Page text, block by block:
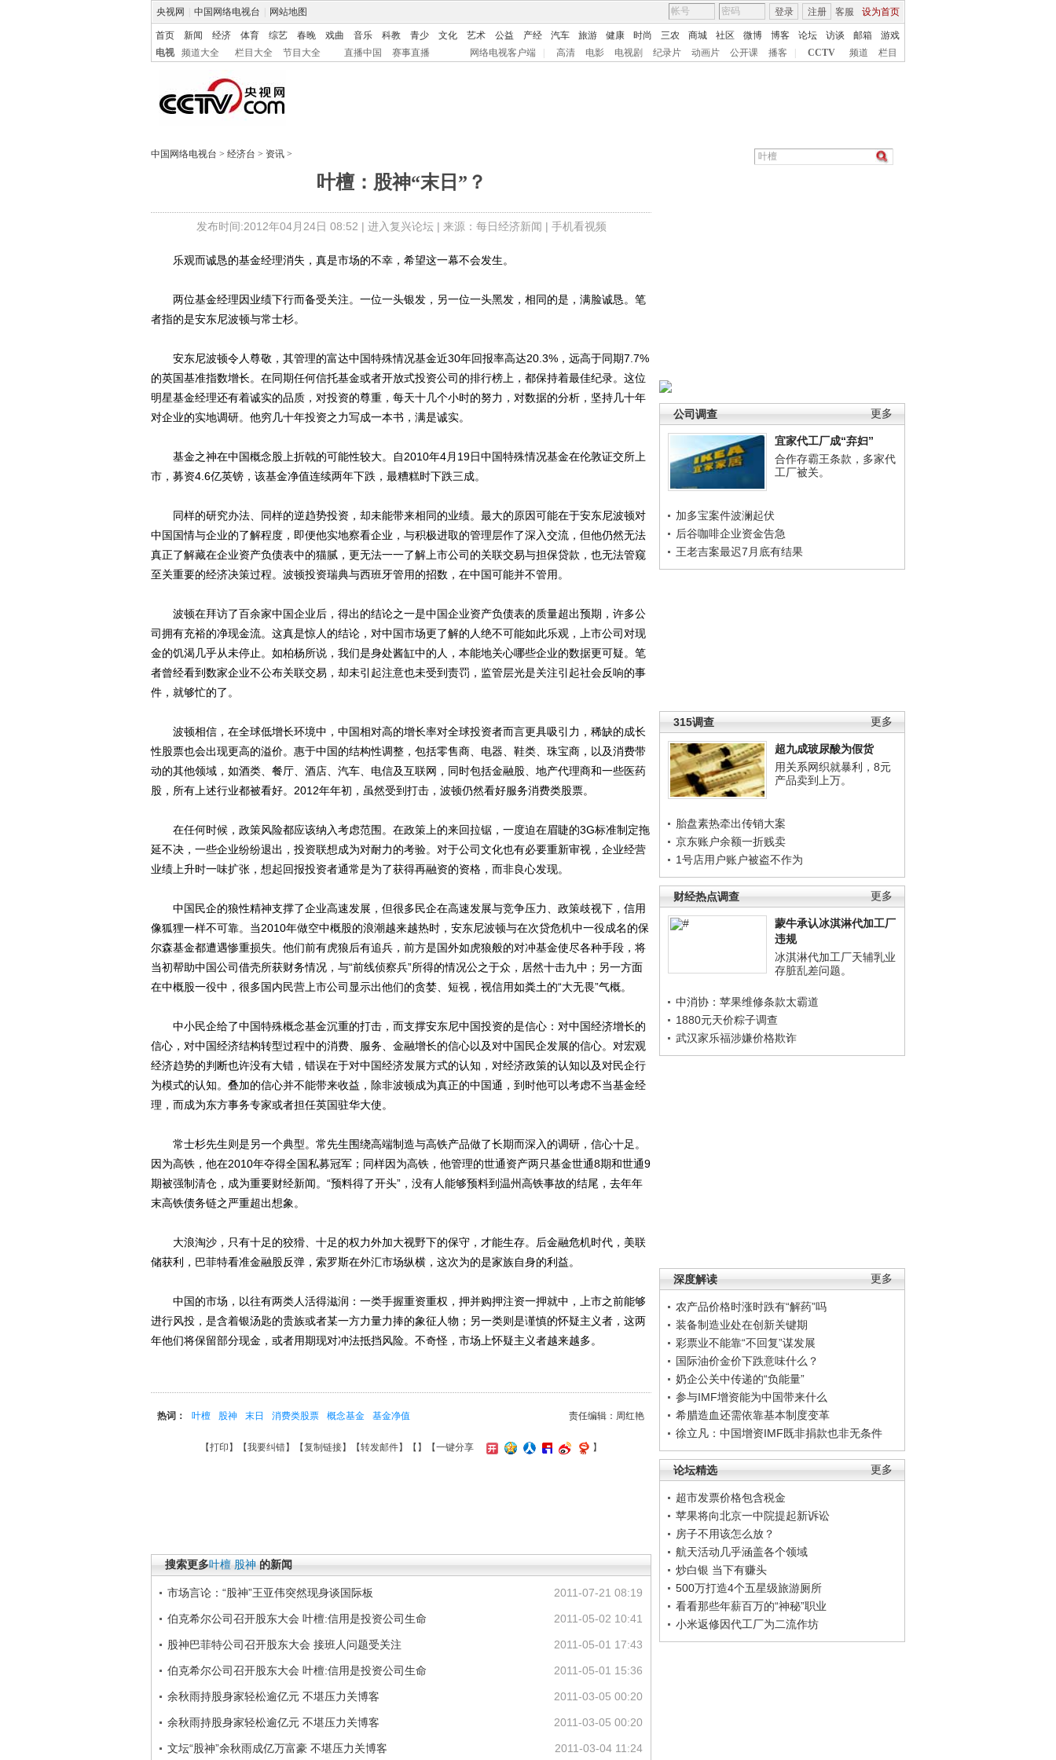
央视网 中国网络电视台 网站地图 客服 设为首页
登录 注册
首页 新闻 经济 体育 综艺 春晚 戏曲 音乐 科教 青少 文化 艺术 公益 产经 汽车 旅游 健康 时尚 三农 商城 社区 微博 博客 论坛 访谈 邮箱
游戏
电视
频道大全 栏目大全 节目大全 直播中国 赛事直播 网络电视客户端 高清 电影 电视剧 纪录片 动画片 公开课 播客 CCTV 频道 栏目
中国网络电视台 > 经济台 > 资讯 >
叶檀：股神“末日”？
发布时间:2012年04月24日 08:52 | 进入复兴论坛| 来源：每日经济新闻 | 手机看视频
更多
公司调查
宜家代工厂成“弃妇”
合作存霸王条款，多家代
工厂被关。
加多宝案件波澜起伏
后谷咖啡企业资金告急
王老吉案最迟7月底有结果
更多
315调查
超九成玻尿酸为假货
用关系网织就暴利，8元
产品卖到上万。
胎盘素热牵出传销大案
京东账户余额一折贱卖
1号店用户账户被盗不作为
更多
财经热点调查
蒙牛承认冰淇淋代加工厂
违规
冰淇淋代加工厂天辅乳业
存脏乱差问题。
中消协：苹果维修条款太霸道
1880元天价粽子调查
武汉家乐福涉嫌价格欺诈
更多
深度解读
农产品价格时涨时跌有“解药”吗
装备制造业处在创新关键期
彩票业不能靠“不回复”谋发展
国际油价金价下跌意味什么？
奶企公关中传递的“负能量”
参与IMF增资能为中国带来什么
希腊造血还需依靠基本制度变革
徐立凡：中国增资IMF既非捐款也非无条件
更多
论坛精选
超市发票价格包含税金
苹果将向北京一中院提起新诉讼
房子不用该怎么放？
航天活动几乎涵盖各个领域
炒白银 当下有赚头
500万打造4个五星级旅游厕所
看看那些年薪百万的“神秘”职业
小米返修因代工厂为二流作坊
乐观而诚恳的基金经理消失，真是市场的不幸，希望这一幕不会发生。
两位基金经理因业绩下行而备受关注。一位一头银发，另一位一头黑发，相同的是，满脸诚恳。笔
者指的是安东尼波顿与常士杉。
安东尼波顿令人尊敬，其管理的富达中国特殊情况基金近30年回报率高达20.3%，远高于同期7.7%
的英国基准指数增长。在同期任何信托基金或者开放式投资公司的排行榜上，都保持着最佳纪录。这位
明星基金经理还有着诚实的品质，对投资的尊重，每天十几个小时的努力，对数据的分析，坚持几十年
对企业的实地调研。他穷几十年投资之力写成一本书，满是诚实。
基金之神在中国概念股上折戟的可能性较大。自2010年4月19日中国特殊情况基金在伦敦证交所上
市，募资4.6亿英镑，该基金净值连续两年下跌，最糟糕时下跌三成。
同样的研究办法、同样的逆趋势投资，却未能带来相同的业绩。最大的原因可能在于安东尼波顿对
中国国情与企业的了解程度，即便他实地察看企业，与积极进取的管理层作了深入交流，但他仍然无法
真正了解藏在企业资产负债表中的猫腻，更无法一一了解上市公司的关联交易与担保贷款，也无法管窥
至关重要的经济决策过程。波顿投资瑞典与西班牙管用的招数，在中国可能并不管用。
波顿在拜访了百余家中国企业后，得出的结论之一是中国企业资产负债表的质量超出预期，许多公
司拥有充裕的净现金流。这真是惊人的结论，对中国市场更了解的人绝不可能如此乐观，上市公司对现
金的饥渴几乎从未停止。如柏杨所说，我们是身处酱缸中的人，本能地关心哪些企业的数据更可疑。笔
者曾经看到数家企业不公布关联交易，却未引起注意也未受到责罚，监管层光是关注引起社会反响的事
件，就够忙的了。
波顿相信，在全球低增长环境中，中国相对高的增长率对全球投资者而言更具吸引力，稀缺的成长
性股票也会出现更高的溢价。惠于中国的结构性调整，包括零售商、电器、鞋类、珠宝商，以及消费带
动的其他领域，如酒类、餐厅、酒店、汽车、电信及互联网，同时包括金融股、地产代理商和一些医药
股，所有上述行业都被看好。2012年年初，虽然受到打击，波顿仍然看好服务消费类股票。
在任何时候，政策风险都应该纳入考虑范围。在政策上的来回拉锯，一度迫在眉睫的3G标准制定拖
延不决，一些企业纷纷退出，投资联想成为对耐力的考验。对于公司文化也有必要重新审视，企业经营
业绩上升时一味扩张，想起回报投资者通常是为了获得再融资的资格，而非良心发现。
中国民企的狼性精神支撑了企业高速发展，但很多民企在高速发展与竞争压力、政策歧视下，信用
像狐狸一样不可靠。当2010年做空中概股的浪潮越来越热时，安东尼波顿与在次贷危机中一役成名的保
尔森基金都遭遇惨重损失。他们前有虎狼后有追兵，前方是国外如虎狼般的对冲基金使尽各种手段，将
当初帮助中国公司借壳所获财务情况，与“前线侦察兵”所得的情况公之于众，居然十击九中；另一方面
在中概股一役中，很多国内民营上市公司显示出他们的贪婪、短视，视信用如粪土的“大无畏”气概。
中小民企给了中国特殊概念基金沉重的打击，而支撑安东尼中国投资的是信心：对中国经济增长的
信心，对中国经济结构转型过程中的消费、服务、金融增长的信心以及对中国民企发展的信心。对宏观
经济趋势的判断也许没有大错，错误在于对中国经济发展方式的认知，对经济政策的认知以及对民企行
为模式的认知。叠加的信心并不能带来收益，除非波顿成为真正的中国通，到时他可以考虑不当基金经
理，而成为东方事务专家或者担任英国驻华大使。
常士杉先生则是另一个典型。常先生围绕高端制造与高铁产品做了长期而深入的调研，信心十足。
因为高铁，他在2010年夺得全国私募冠军；同样因为高铁，他管理的世通资产两只基金世通8期和世通9
期被强制清仓，成为重要财经新闻。“预料得了开头”，没有人能够预料到温州高铁事故的结尾，去年年
末高铁债务链之严重超出想象。
大浪淘沙，只有十足的狡猾、十足的权力外加大视野下的保守，才能生存。后金融危机时代，美联
储获利，巴菲特看准金融股反弹，索罗斯在外汇市场纵横，这次为的是家族自身的利益。
中国的市场，以往有两类人活得滋润：一类手握重资重权，押并购押注资一押就中，上市之前能够
进行风投，是含着银汤匙的贵族或者某一方力量力捧的象征人物；另一类则是谨慎的怀疑主义者，这两
年他们将保留部分现金，或者用期现对冲法抵挡风险。不奇怪，市场上怀疑主义者越来越多。
责任编辑：周红艳
热词： 叶檀 股神 末日 消费类股票 概念基金 基金净值
【打印 】【我要纠错】【复制链接】【转发邮件】【 】 【一键分享 】
搜索更多叶檀 股神 的新闻
2011-07-21 08:19
市场言论：“股神”王亚伟突然现身谈国际板
2011-05-02 10:41
伯克希尔公司召开股东大会 叶檀:信用是投资公司生命
2011-05-01 17:43
股神巴菲特公司召开股东大会 接班人问题受关注
2011-05-01 15:36
伯克希尔公司召开股东大会 叶檀:信用是投资公司生命
2011-03-05 00:20
余秋雨持股身家轻松逾亿元 不堪压力关博客
2011-03-05 00:20
余秋雨持股身家轻松逾亿元 不堪压力关博客
2011-03-04 11:24
文坛“股神”余秋雨成亿万富豪 不堪压力关博客